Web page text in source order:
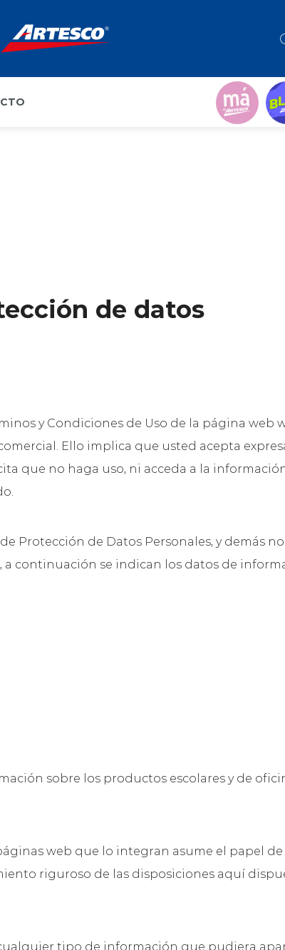
de datos
y Condiciones de Uso de la página web
Ello implica que usted acepta
que no haga uso, ni acceda a la
Protección de Datos Personales, y demás
continuación se indican los datos de
sobre los productos escolares y de
web que lo integran asume el papel de
riguroso de las disposiciones aquí
tipo de información que pudiera